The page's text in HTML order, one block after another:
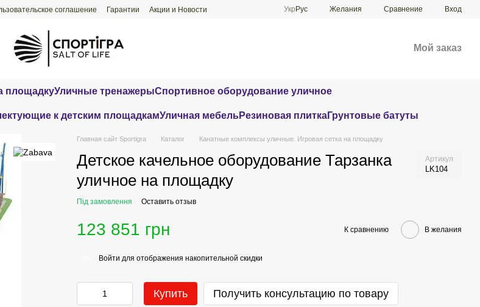
соглашение Гарантии
Акции и Новости
Укр Рус Желания Сравнение Вход
Мой заказ
площадкуУличные тренажерыСпортивное оборудование уличное
к детским площадкамУличная мебельРезиновая плиткаГрунтовые батуты
Главная сайт Sportigra Каталог Канатные комплексы уличные. Игровая сетка на площадку
Детское качельное оборудование Тарзанка
уличное на площадку
Артикул
LK104
Під замовлення Оставить отзыв
123 851 грн К сравнению В желания
Войти для отображения накопительной скидки
Купить Получить консультацию по товару